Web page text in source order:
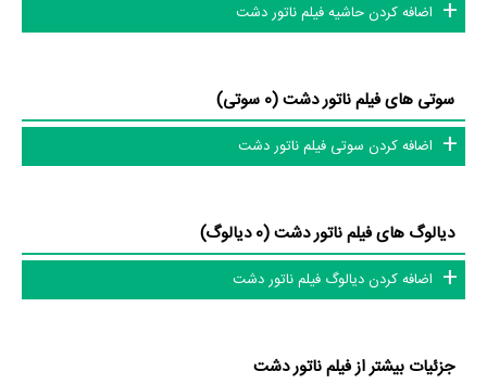
اضافه کردن حاشیه فیلم ناتور دشت
سوتی های فیلم ناتور دشت (0 سوتی)
اضافه کردن سوتی فیلم ناتور دشت
دیالوگ های فیلم ناتور دشت (0 دیالوگ)
اضافه کردن دیالوگ فیلم ناتور دشت
جزئیات بیشتر از فیلم ناتور دشت